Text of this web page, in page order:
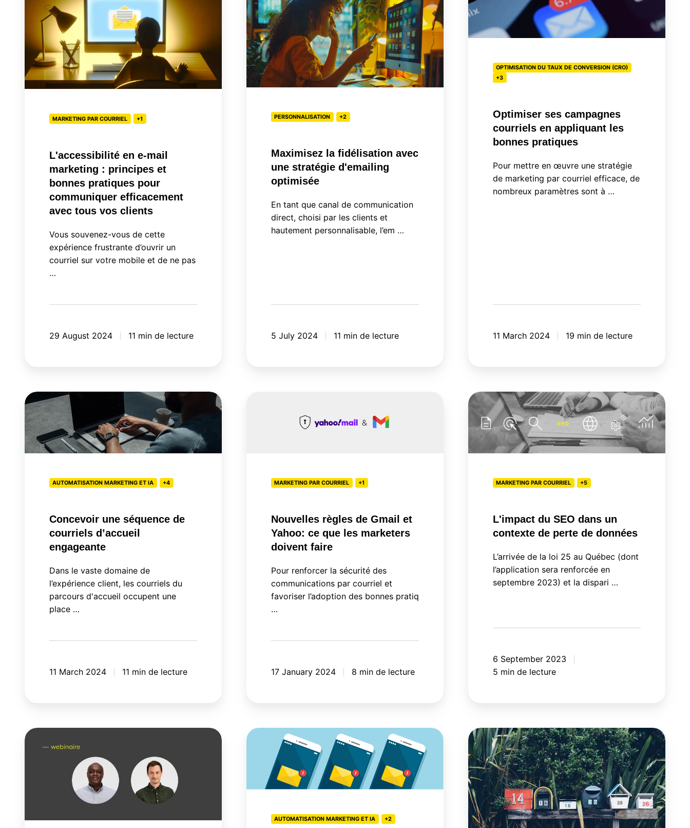
mail
marketing
principes
pratiques
efficacement
clients
MARKETING PAR COURRIEL +1
L'accessibilité en e-mail
marketing : principes et
bonnes pratiques pour
communiquer efficacement
avec tous vos clients
Vous souvenez-vous de cette
expérience frustrante d’ouvrir un
courriel sur votre mobile et de ne pas
…
29 August 2024 11 min de lecture
fidélisation
avec
une
stratégie
d'emailing
optimisée
PERSONNALISATION +2
Maximisez la fidélisation avec
une stratégie d'emailing
optimisée
En tant que canal de communication
direct, choisi par les clients et
hautement personnalisable, l’em …
5 July 2024 11 min de lecture
campagnes
courriels
en
bonnes
OPTIMISATION DU TAUX DE CONVERSION (CRO)
+3
Optimiser ses campagnes
courriels en appliquant les
bonnes pratiques
Pour mettre en œuvre une stratégie
de marketing par courriel efficace, de
nombreux paramètres sont à …
11 March 2024 19 min de lecture
Concevoir
une
séquence
de
courriels
engageanteAUTOMATISATION MARKETING ET IA +4
Concevoir une séquence de
courriels d’accueil
engageante
Dans le vaste domaine de
l’expérience client, les courriels du
parcours d'accueil occupent une
place …
11 March 2024 11 min de lecture
marketers
doivent
MARKETING PAR COURRIEL +1
Nouvelles règles de Gmail et
Yahoo: ce que les marketers
doivent faire
Pour renforcer la sécurité des
communications par courriel et
favoriser l’adoption des bonnes pratiq
…
17 January 2024 8 min de lecture
L'impact
SEO
un
MARKETING PAR COURRIEL +5
L'impact du SEO dans un
contexte de perte de données
L’arrivée de la loi 25 au Québec (dont
l’application sera renforcée en
septembre 2023) et la dispari …
6 September 2023
5 min de lecture
Acquérir
respect
Les
15
AUTOMATISATION MARKETING ET IA +2
Guide
rapide
pour
une
stratégie
courriel
réussie